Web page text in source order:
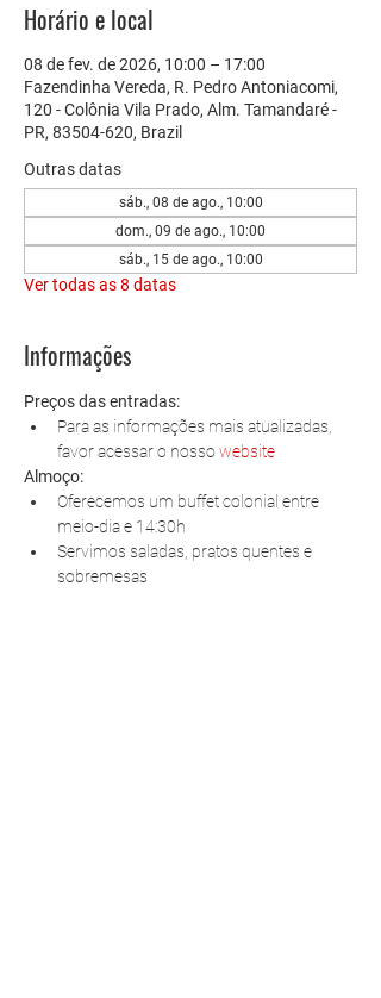
Horário e local
08 de fev. de 2026, 10:00 – 17:00
Fazendinha Vereda, R. Pedro Antoniacomi,
120 - Colônia Vila Prado, Alm. Tamandaré -
PR, 83504-620, Brazil
Outras datas
sáb., 08 de ago., 10:00
dom., 09 de ago., 10:00
sáb., 15 de ago., 10:00
Ver todas as 8 datas
Informações
Preços das entradas:
Para as informações mais atualizadas,
favor acessar o nosso website
Almoço:
Oferecemos um buffet colonial entre
meio-dia e 14:30h
Servimos saladas, pratos quentes e
sobremesas